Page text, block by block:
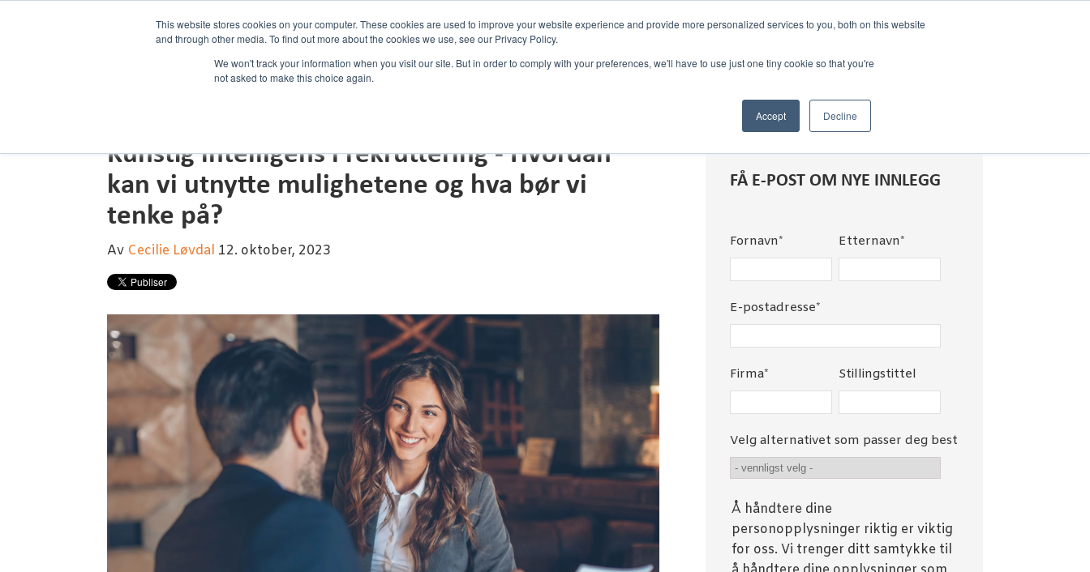
This website stores cookies on your computer. These cookies are used to improve your website experience and provide more personalized services to you, both on this website
and through other media. To find out more about the cookies we use, see our Privacy Policy.
We won't track your information when you visit our site. But in order to comply with your preferences, we'll have to use just one tiny cookie so that you're
not asked to make this choice again.
Accept Decline
Kunstig intelligens i rekruttering - Hvordan
kan vi utnytte mulighetene og hva bør vi
tenke på?
Av Cecilie Løvdal 12. oktober, 2023
FÅ E-POST OM NYE INNLEGG
Fornavn* Etternavn*
E-postadresse*
Firma* Stillingstittel
Velg alternativet som passer deg best
Å håndtere dine
personopplysninger riktig er viktig
for oss. Vi trenger ditt samtykke til